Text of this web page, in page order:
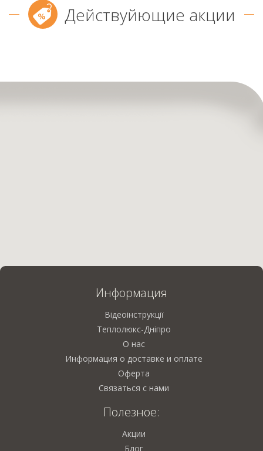
Действуйющие акции
Информация
Відеоінструкції
Теплолюкс-Дніпро
О нас
Информация о доставке и оплате
Оферта
Связаться с нами
Полезное:
Акции
Блог